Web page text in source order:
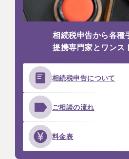
相続税申告から各種
提携専門家とワンス
相続税申告について
ご相談の流れ
料金表